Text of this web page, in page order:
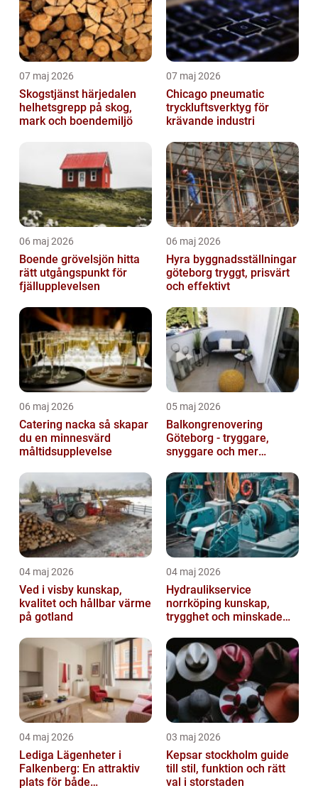
07 maj 2026
Skogstjänst härjedalen
helhetsgrepp på skog,
mark och boendemiljö
07 maj 2026
Chicago pneumatic
tryckluftsverktyg för
krävande industri
06 maj 2026
Boende grövelsjön hitta
rätt utgångspunkt för
fjällupplevelsen
06 maj 2026
Hyra byggnadsställningar
göteborg tryggt, prisvärt
och effektivt
06 maj 2026
Catering nacka så skapar
du en minnesvärd
måltidsupplevelse
05 maj 2026
Balkongrenovering
Göteborg - tryggare,
snyggare och mer
04 maj 2026
Ved i visby kunskap,
kvalitet och hållbar värme
på gotland
04 maj 2026
Hydraulikservice
norrköping kunskap,
trygghet och minskade
04 maj 2026
Lediga Lägenheter i
Falkenberg: En attraktiv
plats för både
03 maj 2026
Kepsar stockholm guide
till stil, funktion och rätt
val i storstaden